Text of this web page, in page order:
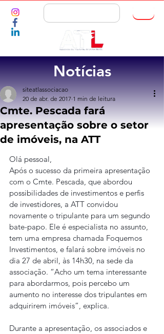
Notícias
Cmte. Pescada fará
apresentação sobre o setor
de imóveis, na ATT
siteatlassociacao
20 de abr. de 2017 1 min de leitura
Olá pessoal,
Após o sucesso da primeira apresentação
com o Cmte. Pescada, que abordou
possibilidades de investimentos e perfis
de investidores, a ATT convidou
novamente o tripulante para um segundo
bate-papo. Ele é especialista no assunto,
tem uma empresa chamada Foquemos
Investimentos, e falará sobre imóveis no
dia 27 de abril, às 14h30, na sede da
associação. “Acho um tema interessante
para abordarmos, pois percebo um
aumento no interesse dos tripulantes em
adquirirem imóveis”, explica.
Durante a apresentação, os associados e